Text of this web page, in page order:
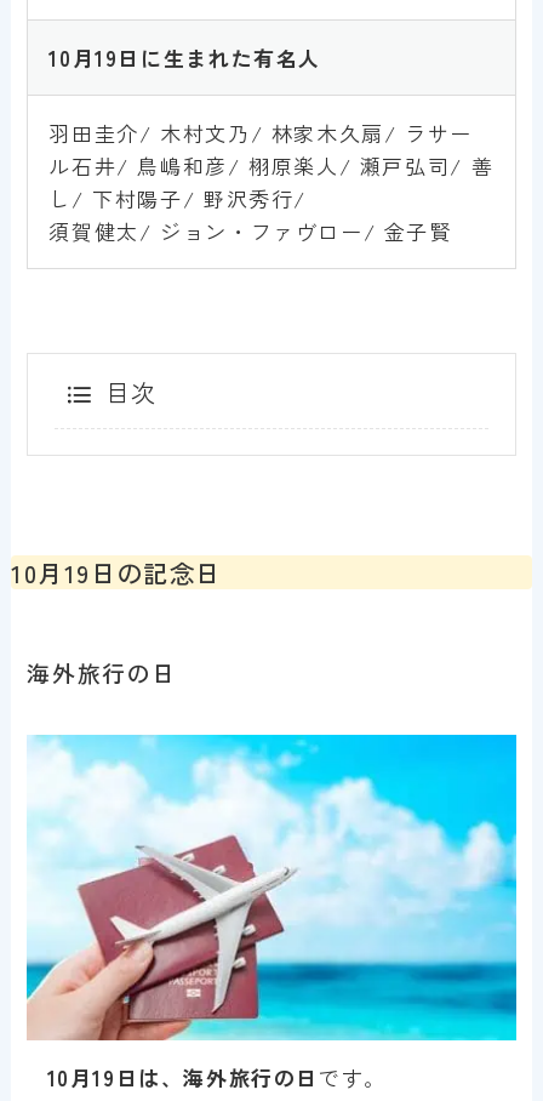
10月19 日 に生まれた有名人
羽田圭介/ 木村文乃/ 林家木久扇/ ラサー
ル石井/ 鳥嶋和彦/ 栩原楽人/ 瀬戸弘司/ 善
し/ 下村陽子/ 野沢秀行/
須賀健太/ ジョン・ファヴロー/ 金子賢
目次
10月19日の記念日
海外旅行の日
10月19日は、海外旅行の日 です。